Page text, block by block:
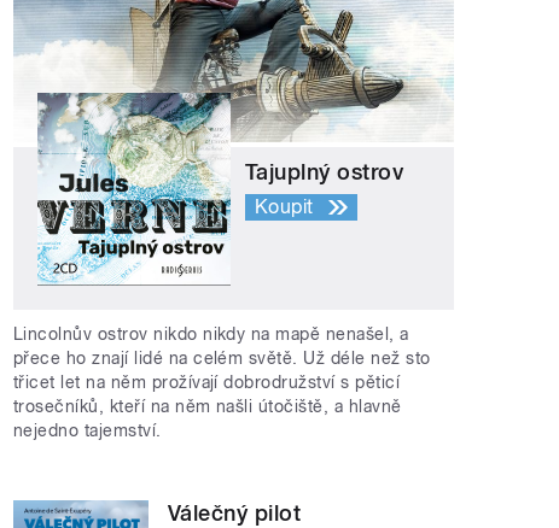
Tajuplný ostrov
Koupit
Lincolnův ostrov nikdo nikdy na mapě nenašel, a
přece ho znají lidé na celém světě. Už déle než sto
třicet let na něm prožívají dobrodružství s pěticí
trosečníků, kteří na něm našli útočiště, a hlavně
nejedno tajemství.
Válečný pilot